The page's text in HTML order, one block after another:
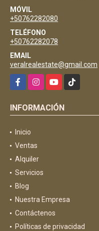
MÓVIL
+50762282080
TELÉFONO
+50762282078
EMAIL
veralrealestate@gmail.com
FacebookInstagramYouTubeTikTok
INFORMACIÓN
Inicio
Ventas
Alquiler
Servicios
Blog
Nuestra Empresa
Contáctenos
Políticas de privacidad